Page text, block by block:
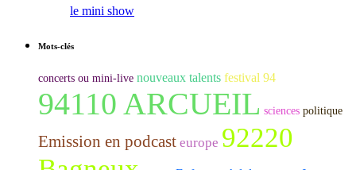
le mini show
Mots-clés
concerts ou mini-live nouveaux talents festival 94
94110 ARCUEIL sciences politique
Emission en podcast europe 92220